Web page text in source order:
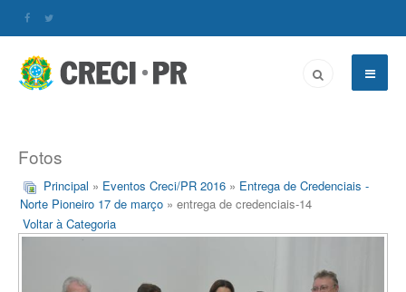
Fotos
Principal » Eventos Creci/PR 2016 » Entrega de Credenciais -
Norte Pioneiro 17 de março » entrega de credenciais-14
Voltar à Categoria